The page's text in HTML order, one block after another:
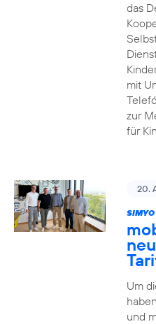
das
mit
zur
für
20.
Um
und